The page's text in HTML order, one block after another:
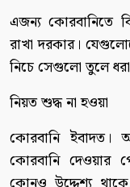
এজন্য কোরবানিতে
রাখা দরকার।
নিচে সেগুলো তুলে
নিয়ত শুদ্ধ না হওয়া
কোরবানি ইবাদত।
কোরবানি দেওয়ার